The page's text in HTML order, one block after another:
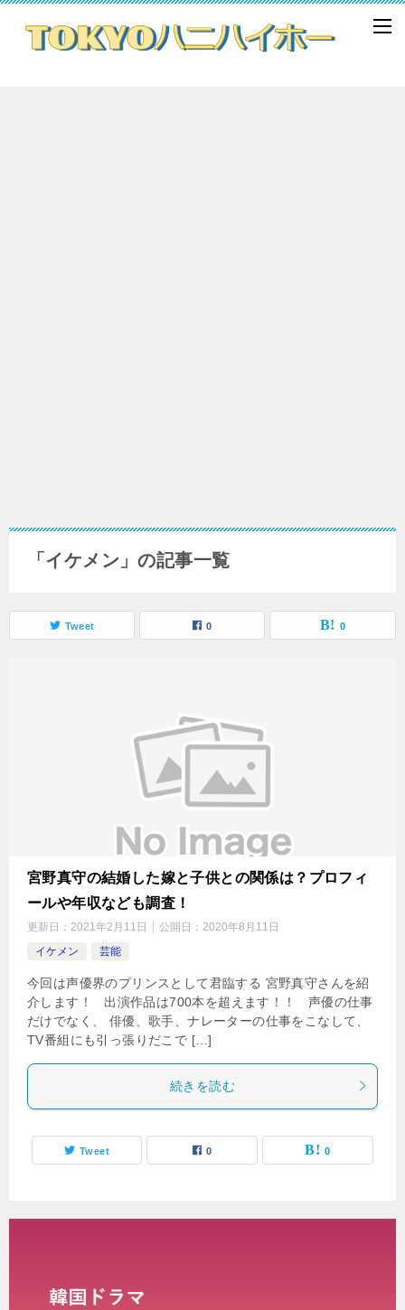
「イケメン」の記事一覧
Tweet 0 0
宮野真守の結婚した嫁と子供との関係は？プロフィ
ールや年収なども調査！
更新日： 2021年2月11日 公開日： 2020年8月11日
イケメン
芸能
今回は声優界のプリンスとして君臨する 宮野真守さんを紹
介します！ 出演作品は700本を超えます！！ 声優の仕事
だけでなく、 俳優、歌手、ナレーターの仕事をこなして、
TV番組にも引っ張りだこで […]
続きを読む
Tweet 0 0